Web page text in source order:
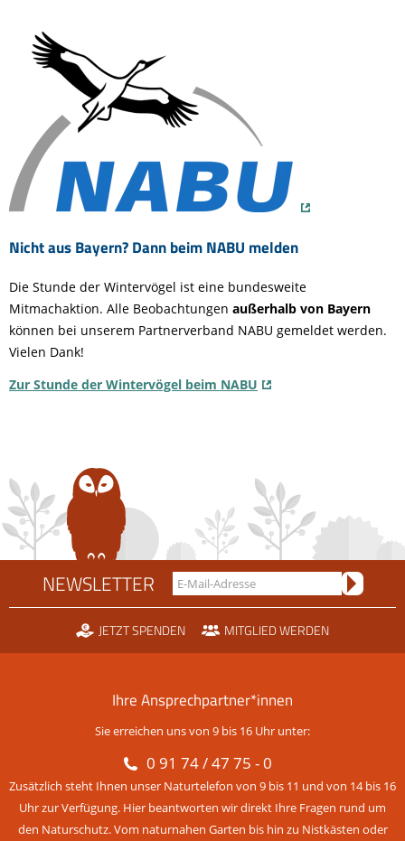
Nicht aus Bayern? Dann beim NABU melden
Die Stunde der Wintervögel ist eine bundesweite
Mitmachaktion. Alle Beobachtungen außerhalb von Bayern
können bei unserem Partnerverband NABU gemeldet werden.
Vielen Dank!
Zur Stunde der Wintervögel beim NABU
NEWSLETTER
JETZT SPENDEN MITGLIED WERDEN
Ihre Ansprechpartner*innen
Sie erreichen uns von 9 bis 16 Uhr unter:
0 91 74 / 47 75 - 0
Zusätzlich steht Ihnen unser Naturtelefon von 9 bis 11 und von 14 bis 16
Uhr zur Verfügung. Hier beantworten wir direkt Ihre Fragen rund um
den Naturschutz. Vom naturnahen Garten bis hin zu Nistkästen oder